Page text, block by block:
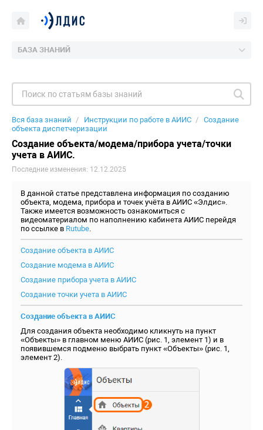
БАЗА ЗНАНИЙ
Вся база знаний Инструкции по работе в АИИС
Создание
объекта диспетчеризации
Создание объекта/модема/прибора учета/точки
учета в АИИС.
Последние изменения: 12.12.2025
В данной статье представлена информация по созданию
объекта, модема, прибора и точек учёта в АИИС «Элдис».
Также имеется возможность ознакомиться с
видеоматериалом по наполнению кабинета АИИС перейдя
по ссылке в Rutube.
Создание объекта в АИИС
Создание модема в АИИС
Создание прибора учета в АИИС
Создание точки учета в АИИС
Создание объекта в АИИС
Для создания объекта необходимо кликнуть на пункт
«Объекты» в главном меню АИИС (рис. 1, элемент 1) и в
появившемся подменю выбрать пункт «Объекты» (рис. 1,
элемент 2).